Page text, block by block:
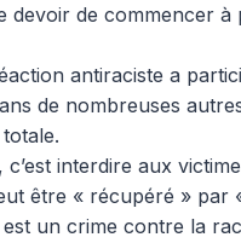
devoir de commencer
antiraciste a
de nombreuses
c’est interdire aux
être « récupéré » par
est un crime contre la